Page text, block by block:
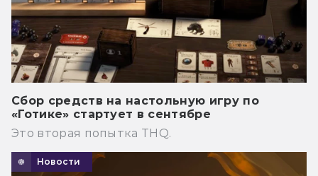
Сбор средств на настольную игру по
«Готике» стартует в сентябре
Это вторая попытка THQ.
Новости